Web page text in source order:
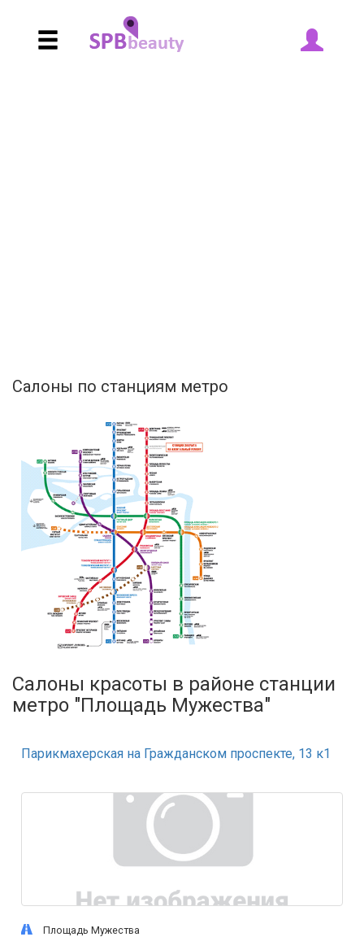
Салоны по станциям метро
Салоны красоты в районе станции
метро "Площадь Мужества"
Парикмахерская на Гражданском проспекте, 13 к1
Площадь Мужества